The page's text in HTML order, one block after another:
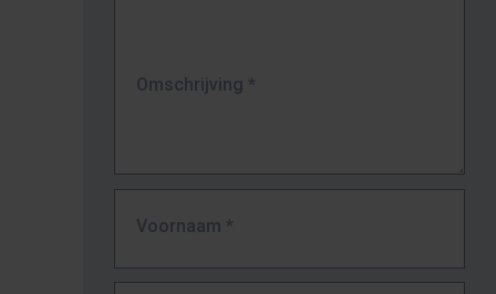
Omschrijving *
Voornaam *